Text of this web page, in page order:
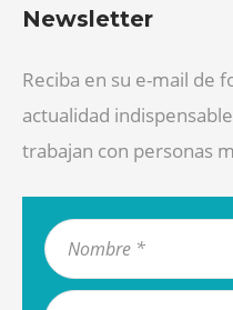
Newsletter
Reciba en su e-mail de
actualidad
trabajan con personas